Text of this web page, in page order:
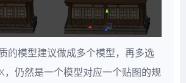
的模型建议做成多个模型，再多选
，仍然是一个模型对应一个贴图的规